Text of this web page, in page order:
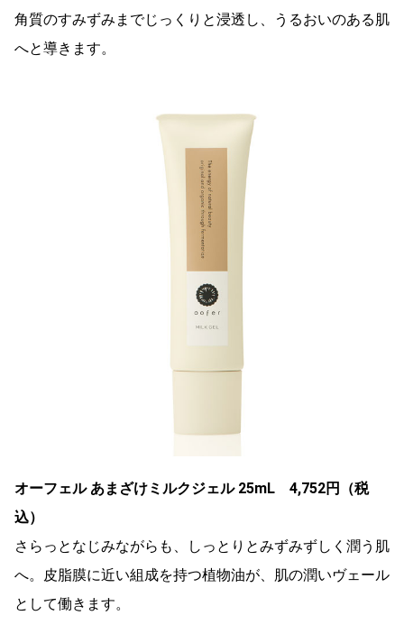
角質のすみずみまでじっくりと浸透し、うるおいのある肌
へと導きます。
オーフェル あまざけミルクジェル 25mL 4,752円（税
込）
さらっとなじみながらも、しっとりとみずみずしく潤う肌
へ。皮脂膜に近い組成を持つ植物油が、肌の潤いヴェール
として働きます。